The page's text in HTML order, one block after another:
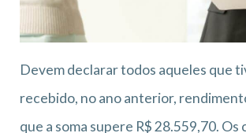
Devem declarar todos aqueles que
recebido, no ano anterior,
que a soma supere R$ 28.559,70. Os